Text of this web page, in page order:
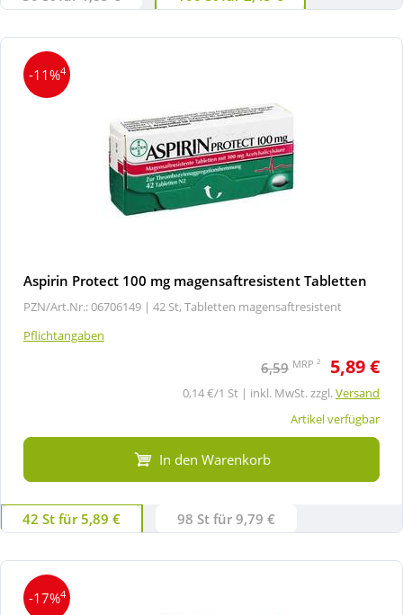
-11%4
Aspirin Protect 100 mg magensaftresistent Tabletten
PZN/Art.Nr.: 06706149 | 42 St, Tabletten magensaftresistent
Pflichtangaben
6,59 MRP 2 5,89 €
0,14 €/1 St | inkl. MwSt. zzgl.Versand
Artikel verfügbar
In den Warenkorb
42 St für 5,89 € 98 St für 9,79 €
-17%4